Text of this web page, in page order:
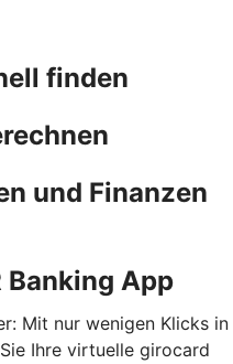
finden
und Finanzen
Banking App
Mit nur wenigen Klicks in
Ihre virtuelle girocard